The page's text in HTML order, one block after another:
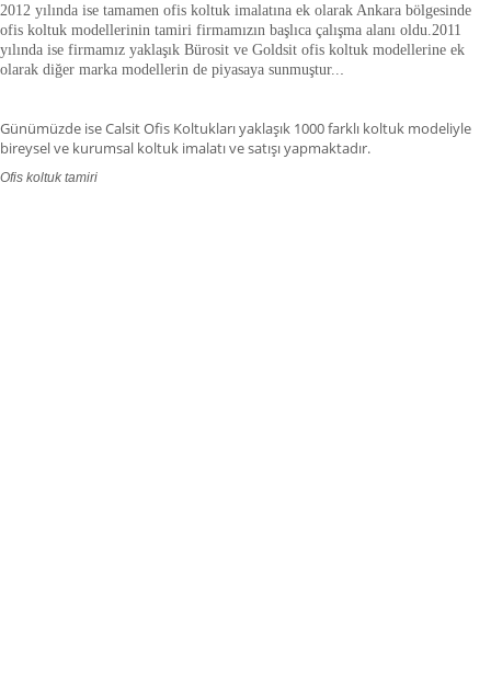
2012 yılında ise tamamen ofis koltuk imalatına ek olarak Ankara bölgesinde
ofis koltuk modellerinin tamiri firmamızın başlıca çalışma alanı oldu. 2011
yılında ise firmamız yaklaşık Bürosit ve Goldsit ofis koltuk modellerine ek
olarak diğer marka modellerin de piyasaya sunmuştur.
Günümüzde ise Calsit Ofis Koltukları yaklaşık 1000 farklı koltuk modeliyle
bireysel ve kurumsal koltuk imalatı ve satışı yapmaktadır.
Ofis koltuk tamiri